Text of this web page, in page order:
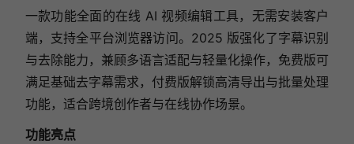
一款功能全面的在线 AI 视频编辑工具，无需安装客户
端，支持全平台浏览器访问。2025 版强化了字幕识别
与去除能力，兼顾多语言适配与轻量化操作，免费版可
满足基础去字幕需求，付费版解锁高清导出与批量处理
功能，适合跨境创作者与在线协作场景。
功能亮点